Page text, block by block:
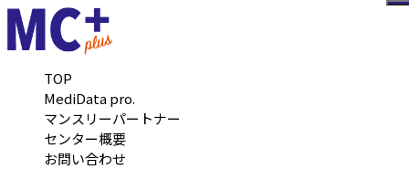
TOP
MediData pro.
マンスリーパートナー
センター概要
お問い合わせ
メ